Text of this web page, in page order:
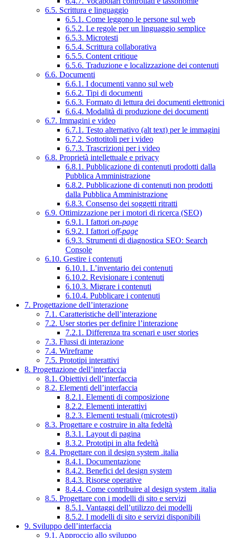
6.5. Scrittura e linguaggio
6.5.1. Come leggono le persone sul web
6.5.2. Le regole per un linguaggio semplice
6.5.3. Microtesti
6.5.4. Scrittura collaborativa
6.5.5. Content critique
6.5.6. Traduzione e localizzazione dei contenuti
6.6. Documenti
6.6.1. I documenti vanno sul web
6.6.2. Tipi di documenti
6.6.3. Formato di lettura dei documenti elettronici
6.6.4. Modalità di produzione dei documenti
6.7. Immagini e video
6.7.1. Testo alternativo (alt text) per le immagini
6.7.2. Sottotitoli per i video
6.7.3. Trascrizioni per i video
6.8. Proprietà intellettuale e privacy
6.8.1. Pubblicazione di contenuti prodotti dalla
Pubblica Amministrazione
6.8.2. Pubblicazione di contenuti non prodotti
dalla Pubblica Amministrazione
6.8.3. Consenso dei soggetti ritratti
6.9. Ottimizzazione per i motori di ricerca (SEO)
6.9.1. I fattori on-page
6.9.2. I fattori off-page
6.9.3. Strumenti di diagnostica SEO: Search
Console
6.10. Gestire i contenuti
6.10.1. L’inventario dei contenuti
6.10.2. Revisionare i contenuti
6.10.3. Migrare i contenuti
6.10.4. Pubblicare i contenuti
7. Progettazione dell’interazione
7.1. Caratteristiche dell’interazione
7.2. User stories per definire l’interazione
7.2.1. Differenza tra scenari e user stories
7.3. Flussi di interazione
7.4. Wireframe
7.5. Prototipi interattivi
8. Progettazione dell’interfaccia
8.1. Obiettivi dell’interfaccia
8.2. Elementi dell’interfaccia
8.2.1. Elementi di composizione
8.2.2. Elementi interattivi
8.2.3. Elementi testuali (microtesti)
8.3. Progettare e costruire in alta fedeltà
8.3.1. Layout di pagina
8.3.2. Prototipi in alta fedeltà
8.4. Progettare con il design system .italia
8.4.1. Documentazione
8.4.2. Benefici del design system
8.4.3. Risorse operative
8.4.4. Come contribuire al design system .italia
8.5. Progettare con i modelli di sito e servizi
8.5.1. Vantaggi dell’utilizzo dei modelli
8.5.2. I modelli di sito e servizi disponibili
9. Sviluppo dell’interfaccia
9.1. Approccio allo sviluppo